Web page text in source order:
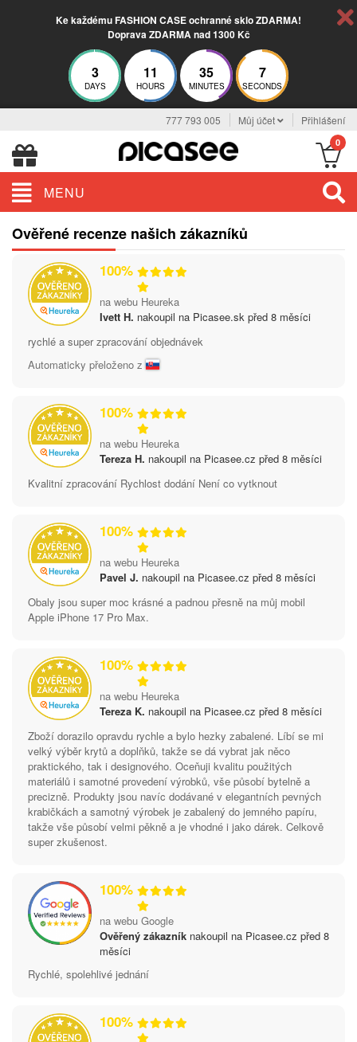
Ke každému FASHION CASE ochranné sklo ZDARMA!
Doprava ZDARMA nad 1300 Kč
3
DAYS
11
HOURS
35
MINUTES
6
SECONDS
777 793 005 Můj účet Přihlášení
0
MENU
Ověřené recenze našich zákazníků
100%
na webu Heureka
Ivett H. nakoupil na Picasee.sk před 8 měsíci
rychlé a super zpracování objednávek
Automaticky přeloženo z
100%
na webu Heureka
Tereza H. nakoupil na Picasee.cz před 8 měsíci
Kvalitní zpracování Rychlost dodání Není co vytknout
100%
na webu Heureka
Pavel J. nakoupil na Picasee.cz před 8 měsíci
Obaly jsou super moc krásné a padnou přesně na můj mobil
Apple iPhone 17 Pro Max.
100%
na webu Heureka
Tereza K. nakoupil na Picasee.cz před 8 měsíci
Zboží dorazilo opravdu rychle a bylo hezky zabalené. Líbí se mi
velký výběr krytů a doplňků, takže se dá vybrat jak něco
praktického, tak i designového. Oceňuji kvalitu použitých
materiálů i samotné provedení výrobků, vše působí bytelně a
precizně. Produkty jsou navíc dodávané v elegantních pevných
krabičkách a samotný výrobek je zabalený do jemného papíru,
takže vše působí velmi pěkně a je vhodné i jako dárek. Celkově
super zkušenost.
100%
na webu Google
Ověřený zákazník nakoupil na Picasee.cz před 8
měsíci
Rychlé, spolehlivé jednání
100%